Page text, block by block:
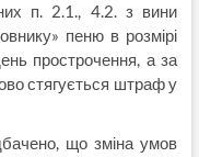
п. 2.1., 4.2. з вини
пеню в розмірі
прострочення, а за
стягується штраф у
що зміна умов